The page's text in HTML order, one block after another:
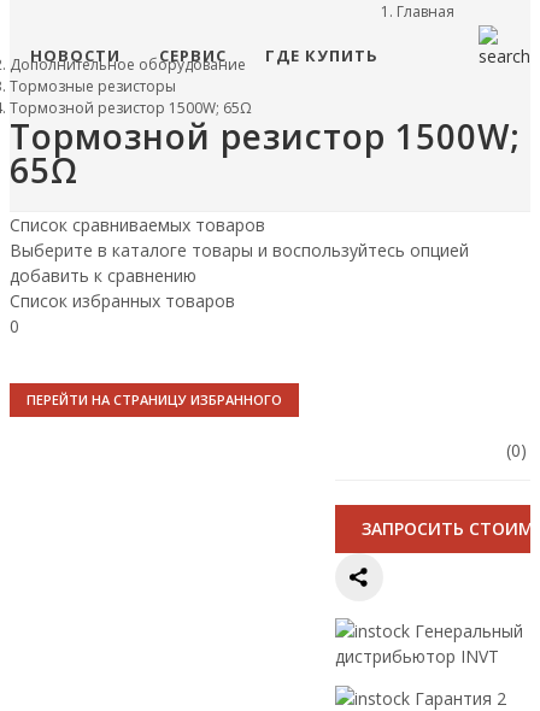
НОВОСТИ СЕРВИС ГДЕ КУПИТЬ
Главная
Дополнительное оборудование
Тормозные резисторы
Тормозной резистор 1500W; 65Ω
Тормозной резистор 1500W;
65Ω
Список сравниваемых товаров
Выберите в каталоге товары и воспользуйтесь опцией
добавить к сравнению
Список избранных товаров
0
ПЕРЕЙТИ НА СТРАНИЦУ ИЗБРАННОГО
(0)
ЗАПРОСИТЬ
Генеральный
дистрибьютор INVT
Гарантия 2